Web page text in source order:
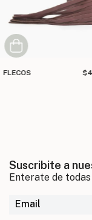
FLECOS
Suscribite a